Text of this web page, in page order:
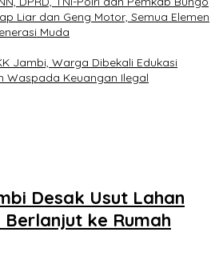
Liar dan Geng Motor, Semua Elemen
Muda
Jambi, Warga Dibekali Edukasi
Waspada Keuangan Ilegal
Desak Usut Lahan
ke Rumah